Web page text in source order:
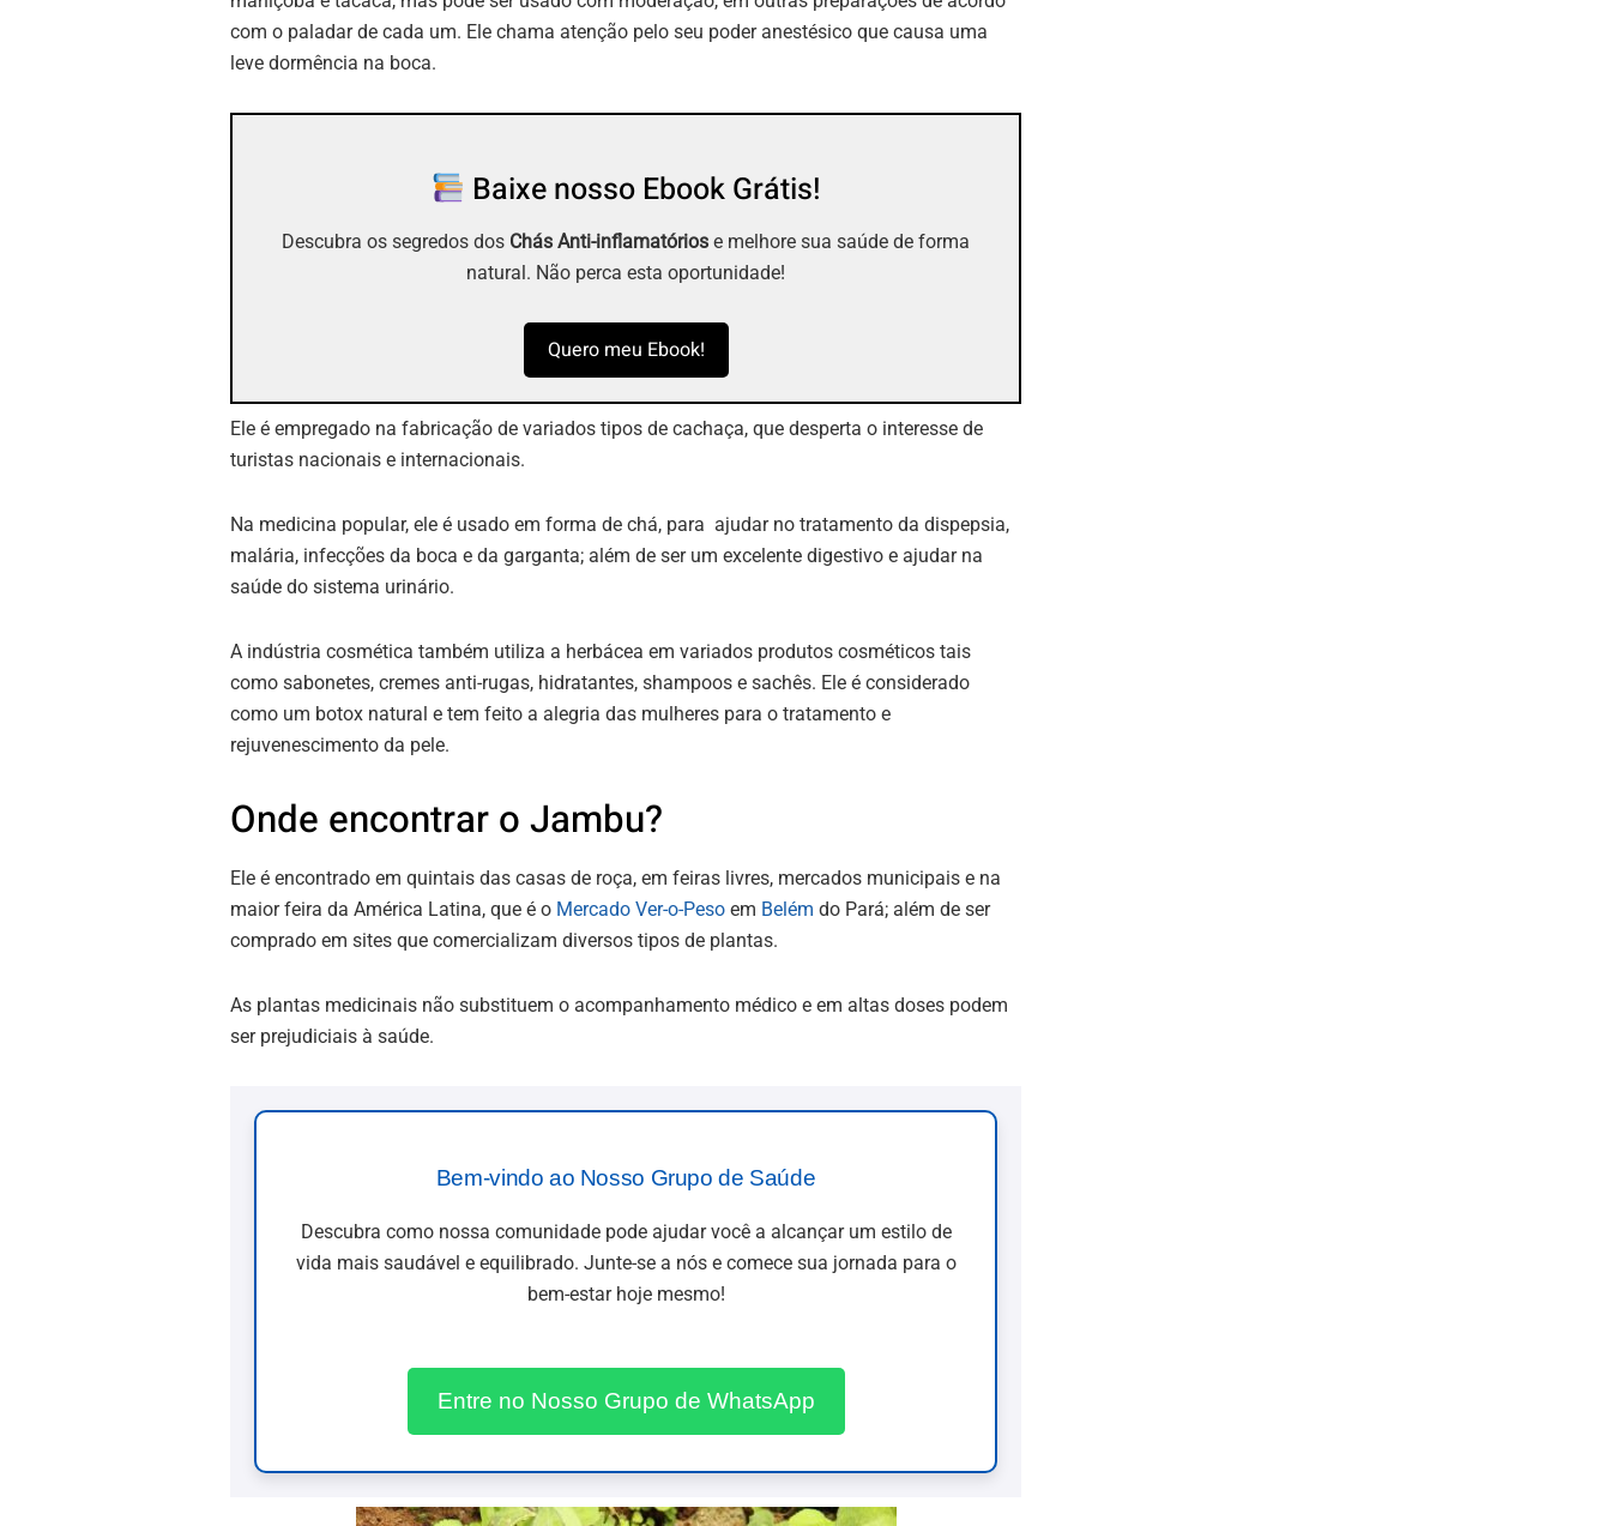
com o paladar de cada um. Ele chama atenção pelo seu poder anestésico que causa uma
leve dormência na boca.
Baixe nosso Ebook Grátis!
Descubra os segredos dos Chás Anti-inflamatórios e melhore sua saúde de forma
natural. Não perca esta oportunidade!
Quero meu Ebook!
Ele é empregado na fabricação de variados tipos de cachaça, que desperta o interesse de
turistas nacionais e internacionais.
Na medicina popular, ele é usado em forma de chá, para ajudar no tratamento da dispepsia,
malária, infecções da boca e da garganta; além de ser um excelente digestivo e ajudar na
saúde do sistema urinário.
A indústria cosmética também utiliza a herbácea em variados produtos cosméticos tais
como sabonetes, cremes anti-rugas, hidratantes, shampoos e sachês. Ele é considerado
como um botox natural e tem feito a alegria das mulheres para o tratamento e
rejuvenescimento da pele.
Onde encontrar o Jambu?
Ele é encontrado em quintais das casas de roça, em feiras livres, mercados municipais e na
maior feira da América Latina, que é o Mercado Ver-o-Peso em Belém do Pará; além de ser
comprado em sites que comercializam diversos tipos de plantas.
As plantas medicinais não substituem o acompanhamento médico e em altas doses podem
ser prejudiciais à saúde.
Bem-vindo ao Nosso Grupo de Saúde
Descubra como nossa comunidade pode ajudar você a alcançar um estilo de
vida mais saudável e equilibrado. Junte-se a nós e comece sua jornada para o
bem-estar hoje mesmo!
Entre no Nosso Grupo de WhatsApp